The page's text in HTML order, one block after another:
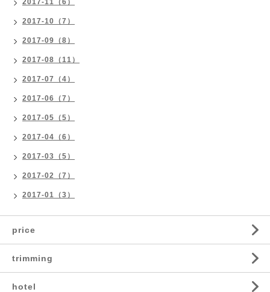
2017-11（6）
2017-10（7）
2017-09（8）
2017-08（11）
2017-07（4）
2017-06（7）
2017-05（5）
2017-04（6）
2017-03（5）
2017-02（7）
2017-01（3）
price
trimming
hotel